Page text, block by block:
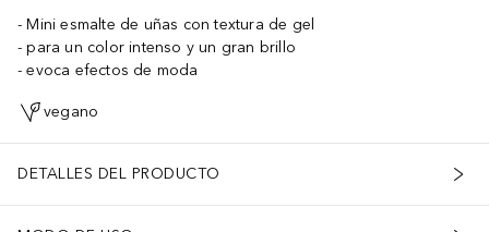
Mini esmalte de uñas con textura de gel
para un color intenso y un gran brillo
evoca efectos de moda
vegano
DETALLES DEL PRODUCTO